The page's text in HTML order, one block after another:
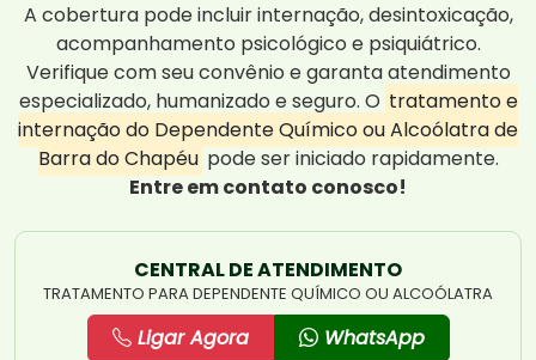
A cobertura pode incluir internação, desintoxicação,
acompanhamento psicológico e psiquiátrico.
Verifique com seu convênio e garanta atendimento
especializado, humanizado e seguro. O tratamento e
internação do Dependente Químico ou Alcoólatra de
Barra do Chapéu pode ser iniciado rapidamente.
Entre em contato conosco!
CENTRAL DE ATENDIMENTO
TRATAMENTO PARA DEPENDENTE QUÍMICO OU ALCOÓLATRA
Ligar Agora WhatsApp